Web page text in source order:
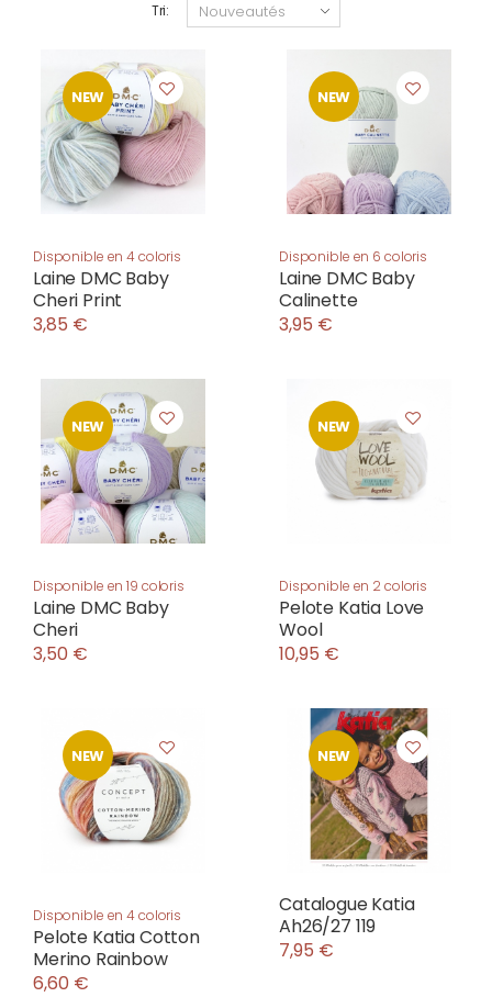
Tri:
NEW
Disponible en 4 coloris
Laine DMC Baby
Cheri Print
3,85 €
NEW
Disponible en 6 coloris
Laine DMC Baby
Calinette
3,95 €
NEW
Disponible en 19 coloris
Laine DMC Baby
Cheri
3,50 €
NEW
Disponible en 2 coloris
Pelote Katia Love
Wool
10,95 €
NEW
Disponible en 4 coloris
Pelote Katia Cotton
Merino Rainbow
6,60 €
NEW
Catalogue Katia
Ah26/27 119
7,95 €